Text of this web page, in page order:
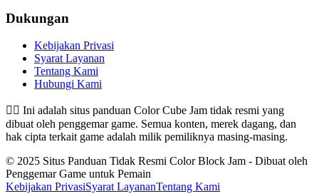
Dukungan
Kebijakan Privasi
Syarat Layanan
Tentang Kami
Hubungi Kami
👉🏻 Ini adalah situs panduan Color Cube Jam tidak resmi yang
dibuat oleh penggemar game. Semua konten, merek dagang, dan
hak cipta terkait game adalah milik pemiliknya masing-masing.
© 2025 Situs Panduan Tidak Resmi Color Block Jam - Dibuat oleh
Penggemar Game untuk Pemain
Kebijakan PrivasiSyarat LayananTentang Kami